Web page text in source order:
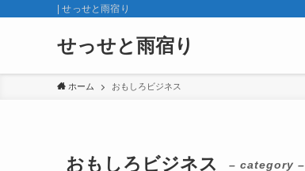
| せっせと雨宿り
せっせと雨宿り
ホーム おもしろビジネス
おもしろビジネス – category –